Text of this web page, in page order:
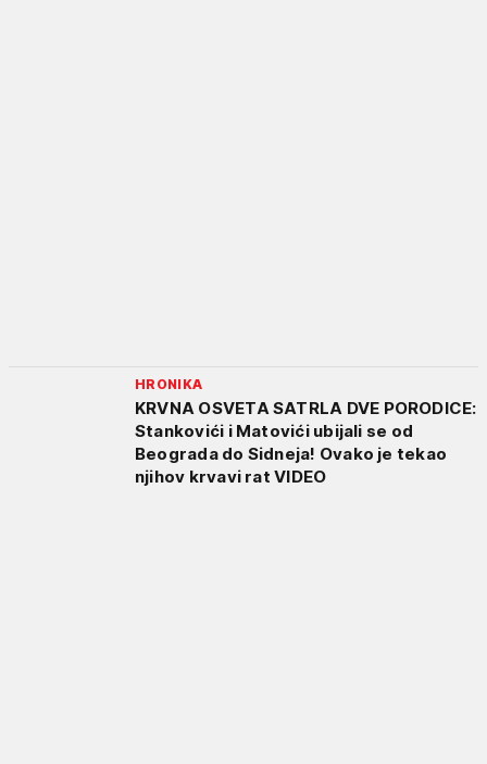
HRONIKA
KRVNA OSVETA SATRLA DVE PORODICE:
Stankovići i Matovići ubijali se od
Beograda do Sidneja! Ovako je tekao
njihov krvavi rat VIDEO